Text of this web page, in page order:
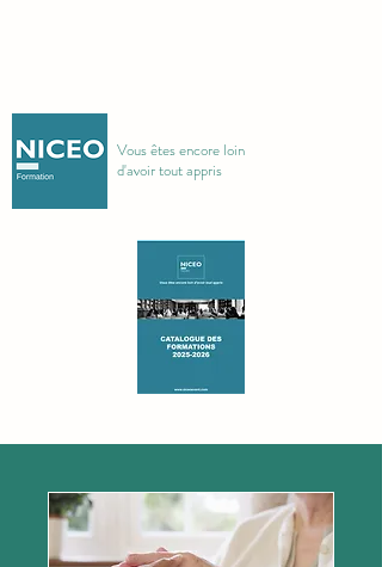
Vous êtes encore loin
d'avoir tout appris